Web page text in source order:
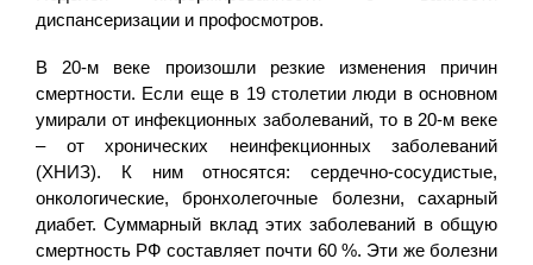
диспансеризации и профосмотров.
В 20-м веке произошли резкие изменения причин
смертности. Если еще в 19 столетии люди в основном
умирали от инфекционных заболеваний, то в 20-м веке
– от хронических неинфекционных заболеваний
(ХНИЗ). К ним относятся: сердечно-сосудистые,
онкологические, бронхолегочные болезни, сахарный
диабет. Суммарный вклад этих заболеваний в общую
смертность РФ составляет почти 60 %. Эти же болезни